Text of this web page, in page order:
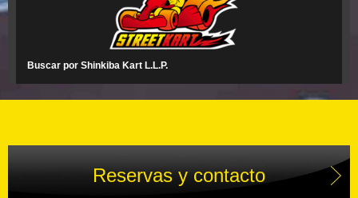
Buscar por Shinkiba Kart L.L.P.
Reservas y contacto